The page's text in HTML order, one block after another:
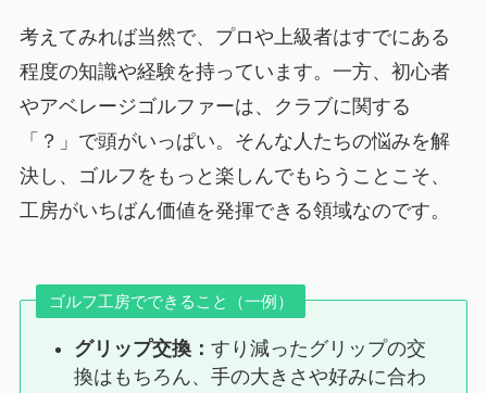
考えてみれば当然で、プロや上級者はすでにある
程度の知識や経験を持っています。一方、初心者
やアベレージゴルファーは、クラブに関する
「？」で頭がいっぱい。そんな人たちの悩みを解
決し、ゴルフをもっと楽しんでもらうことこそ、
工房がいちばん価値を発揮できる領域なのです。
ゴルフ工房でできること（一例）
グリップ交換：すり減ったグリップの交
換はもちろん、手の大きさや好みに合わ